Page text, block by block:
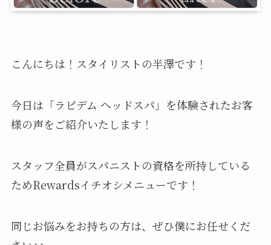
こんにちは！スタイリストの半澤です！
今日は「ラピデム ヘッドスパ」を体験されたお客
様の声をご紹介いたします！
スタッフ全員がスパニストの資格を所持している
ためRewardsイチオシメニューです！
同じお悩みをお持ちの方は、ぜひ僕にお任せくだ